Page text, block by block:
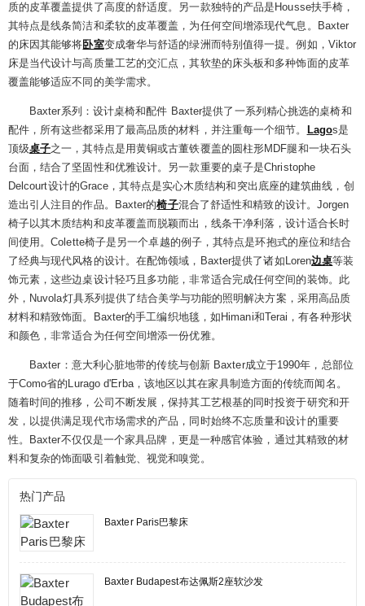
质的皮革覆盖提供了高度的舒适度。另一款独特的产品是Housse扶手椅，
其特点是线条简洁和柔软的皮革覆盖，为任何空间增添现代气息。Baxter
的床因其能够将卧室变成奢华与舒适的绿洲而特别值得一提。例如，Viktor
床是当代设计与高质量工艺的交汇点，其软垫的床头板和多种饰面的皮革
覆盖能够适应不同的美学需求。
Baxter系列：设计桌椅和配件 Baxter提供了一系列精心挑选的桌椅和
配件，所有这些都采用了最高品质的材料，并注重每一个细节。
Lagos是
顶级桌子之一，其特点是用黄铜或古董铁覆盖的圆柱形MDF腿和一块石头
台面，结合了坚固性和优雅设计。另一款重要的桌子是Christophe
Delcourt设计的Grace，其特点是实心木质结构和突出底座的建筑曲线，创
造出引人注目的作品。Baxter的椅子混合了舒适性和精致的设计。Jorgen
椅子以其木质结构和皮革覆盖而脱颖而出，线条干净利落，设计适合长时
间使用。Colette椅子是另一个卓越的例子，其特点是环抱式的座位和结合
了经典与现代风格的设计。在配饰领域，Baxter提供了诸如Loren边桌等装
饰元素，这些边桌设计轻巧且多功能，非常适合完成任何空间的装饰。此
外，Nuvola灯具系列提供了结合美学与功能的照明解决方案，采用高品质
材料和精致饰面。Baxter的手工编织地毯，如Himani和Terai，有各种形状
和颜色，非常适合为任何空间增添一份优雅。
Baxter：意大利心脏地带的传统与创新 Baxter成立于1990年，总部位
于Como省的Lurago d'Erba，该地区以其在家具制造方面的传统而闻名。
随着时间的推移，公司不断发展，保持其工艺根基的同时投资于研究和开
发，以提供满足现代市场需求的产品，同时始终不忘质量和设计的重要
性。Baxter不仅仅是一个家具品牌，更是一种感官体验，通过其精致的材
料和复杂的饰面吸引着触觉、视觉和嗅觉。
热门产品
Baxter Paris巴黎床
Baxter Budapest布达佩斯2座软沙发